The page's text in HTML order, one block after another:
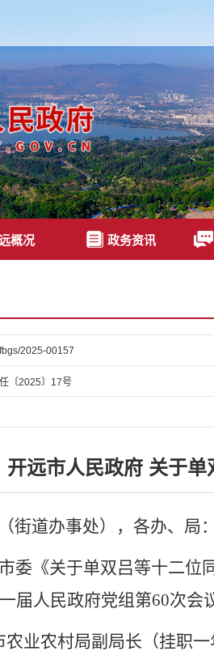
概况 政务资讯
2025-00157
〔2025〕17号
开远市人民政府 关于
街道办事处），各办、局：
委《关于单双吕等十二位
届人民政府党组第60次会
农业农村局副局长（挂职一